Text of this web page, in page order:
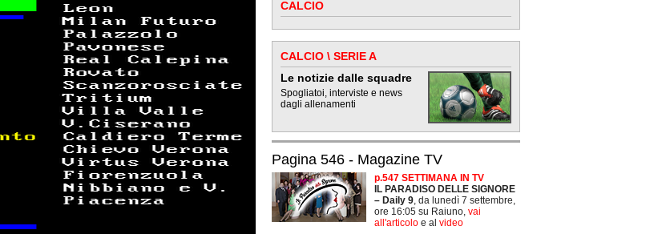
CALCIO
CALCIO \ SERIE A
Le notizie dalle squadre
Spogliatoi, interviste e news
dagli allenamenti
Pagina 546 - Magazine TV
p.547 SETTIMANA IN TV
IL PARADISO DELLE SIGNORE
– Daily 9 , da lunedì 7 settembre,
ore 16:05 su Raiuno, vai
all'articolo e al video